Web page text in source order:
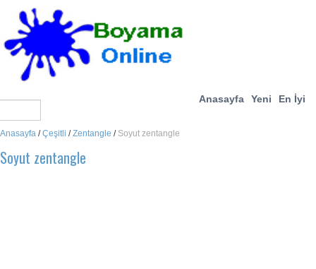
Anasayfa Yeni En İyi
Anasayfa /Çeşitli /Zentangle / Soyut zentangle
Soyut zentangle